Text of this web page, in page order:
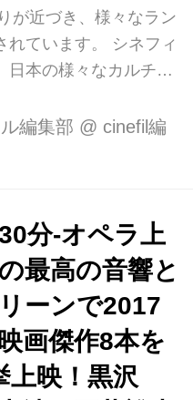
が近づき、様々なラン
れています。 シネフィ
日本の様々なカルチャ
を運営する
Haeckeさんの選んだ
に毎年製作されている
、2019年は映画のレベ
険的な作品に溢れた1
ざまなバラエティにと
を喜ばせ、それがそ
グに反映されていると
以下が、TOP10と合
編集部 @ cinefil編
分-オペラ上
最高の音響と
ーンで2017
画傑作8本を
上映！黒沢